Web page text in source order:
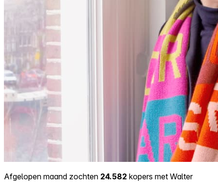
Afgelopen maand zochten 24.582 kopers met Walter